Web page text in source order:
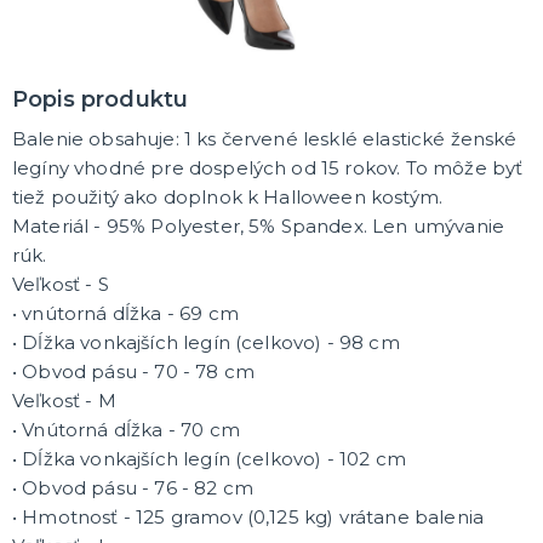
Sviečky a dekorácie torty
SVADBA A ROZLÚČKA SO SLOBODOU
Svadba
Rozlúčka so slobodou
Priania
ČO EŠTE U NÁS NÁJDETE
Žartovné predmety
Spoločenské, stolné hry
Nafukovačky
Kúzelnícke triky
Vtipné ceduľky a toaleťáky
Popis produktu
Balenie obsahuje: 1 ks červené lesklé elastické ženské
legíny vhodné pre dospelých od 15 rokov. To môže byť
tiež použitý ako doplnok k Halloween kostým.
Materiál - 95% Polyester, 5% Spandex. Len umývanie
rúk.
Veľkosť - S
• vnútorná dĺžka - 69 cm
• Dĺžka vonkajších legín (celkovo) - 98 cm
• Obvod pásu - 70 - 78 cm
Veľkosť - M
• Vnútorná dĺžka - 70 cm
• Dĺžka vonkajších legín (celkovo) - 102 cm
• Obvod pásu - 76 - 82 cm
• Hmotnosť - 125 gramov (0,125 kg) vrátane balenia